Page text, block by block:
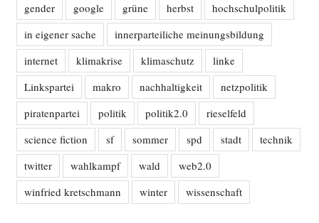
gender
google grüne herbst
hochschulpolitik
in eigener sache
innerparteiliche meinungsbildung
internet
klimakrise klimaschutz
linke
Linkspartei
makro nachhaltigkeit
netzpolitik
piratenpartei
politik politik2.0
rieselfeld
science fiction
sf sommer spd stadt
technik
twitter
wahlkampf wald
web2.0
winfried kretschmann
winter wissenschaft